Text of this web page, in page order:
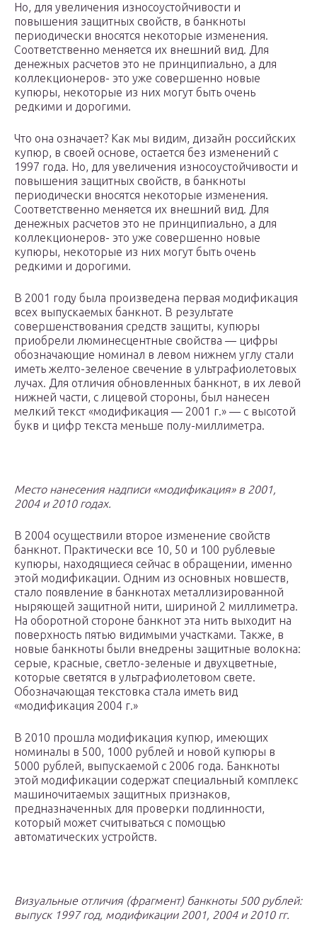
Но, для увеличения износоустойчивости и
повышения защитных свойств, в банкноты
периодически вносятся некоторые изменения.
Соответственно меняется их внешний вид. Для
денежных расчетов это не принципиально, а для
коллекционеров- это уже совершенно новые
купюры, некоторые из них могут быть очень
редкими и дорогими.
Что она означает? Как мы видим, дизайн российских
купюр, в своей основе, остается без изменений с
1997 года. Но, для увеличения износоустойчивости и
повышения защитных свойств, в банкноты
периодически вносятся некоторые изменения.
Соответственно меняется их внешний вид. Для
денежных расчетов это не принципиально, а для
коллекционеров- это уже совершенно новые
купюры, некоторые из них могут быть очень
редкими и дорогими.
В 2001 году была произведена первая модификация
всех выпускаемых банкнот. В результате
совершенствования средств защиты, купюры
приобрели люминесцентные свойства — цифры
обозначающие номинал в левом нижнем углу стали
иметь желто-зеленое свечение в ультрафиолетовых
лучах. Для отличия обновленных банкнот, в их левой
нижней части, с лицевой стороны, был нанесен
мелкий текст «модификация — 2001 г.» — с высотой
букв и цифр текста меньше полу-миллиметра.
Место нанесения надписи «модификация» в 2001,
2004 и 2010 годах.
В 2004 осуществили второе изменение свойств
банкнот. Практически все 10, 50 и 100 рублевые
купюры, находящиеся сейчас в обращении, именно
этой модификации. Одним из основных новшеств,
стало появление в банкнотах металлизированной
ныряющей защитной нити, шириной 2 миллиметра.
На оборотной стороне банкнот эта нить выходит на
поверхность пятью видимыми участками. Также, в
новые банкноты были внедрены защитные волокна:
серые, красные, светло-зеленые и двухцветные,
которые светятся в ультрафиолетовом свете.
Обозначающая текстовка стала иметь вид
«модификация 2004 г.»
В 2010 прошла модификация купюр, имеющих
номиналы в 500, 1000 рублей и новой купюры в
5000 рублей, выпускаемой с 2006 года. Банкноты
этой модификации содержат специальный комплекс
машиночитаемых защитных признаков,
предназначенных для проверки подлинности,
который может считываться с помощью
автоматических устройств.
Визуальные отличия (фрагмент) банкноты 500 рублей:
выпуск 1997 год, модификации 2001, 2004 и 2010 гг.